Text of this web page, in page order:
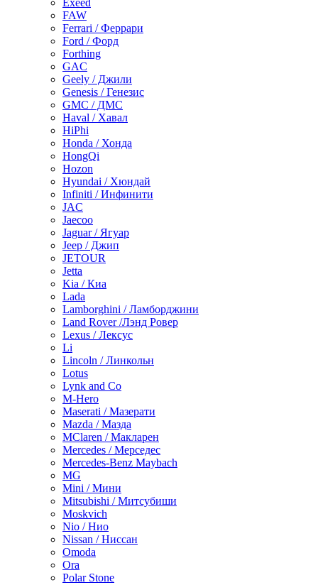
Exeed
FAW
Ferrari / Феррари
Ford / Форд
Forthing
GAC
Geely / Джили
Genesis / Генезис
GMC / ДМС
Haval / Хавал
HiPhi
Honda / Хонда
HongQi
Hozon
Hyundai / Хюндай
Infiniti / Инфинити
JAC
Jaecoo
Jaguar / Ягуар
Jeep / Джип
JETOUR
Jetta
Kia / Киа
Lada
Lamborghini / Ламборджини
Land Rover /Лэнд Ровер
Lexus / Лексус
Li
Lincoln / Линкольн
Lotus
Lynk and Co
M-Hero
Maserati / Мазерати
Mazda / Мазда
MClaren / Макларен
Mercedes / Мерседес
Mercedes-Benz Maybach
MG
Mini / Мини
Mitsubishi / Митсубиши
Moskvich
Nio / Нио
Nissan / Ниссан
Omoda
Ora
Polar Stone